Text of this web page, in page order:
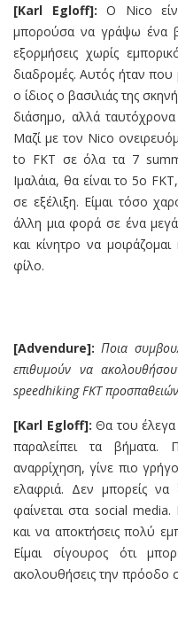
[Karl Egloff]:Ο Nico
μπορούσα να γράψω ένα
εξορμήσεις χωρίς
διαδρομές. Αυτός ήταν
ο ίδιος ο βασιλιάς της
διάσημο, αλλά
Μαζί με τον Nico
to FKT σε όλα τα 7
Ιμαλάια, θα είναι το 5ο
σε εξέλιξη. Είμαι τόσο
άλλη μια φορά σε ένα
και κίνητρο να
φίλο.
[Advendure]:Ποια
επιθυμούν να
speedhiking FKT
[Karl Egloff]:Θα του έλεγα
παραλείπει τα βήματα.
αναρρίχηση, γίνε πιο
ελαφριά. Δεν μπορείς να
φαίνεται στα social media.
και να αποκτήσεις πολύ
Είμαι σίγουρος ότι
ακολουθήσεις την πρόοδο